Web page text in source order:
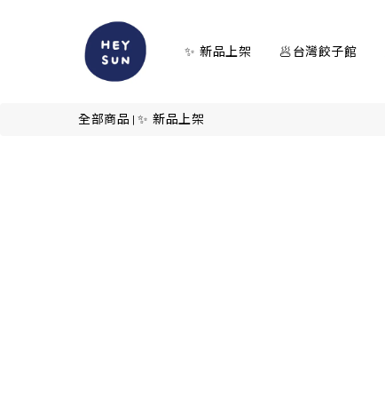
✨ 新品上架 🥟台灣餃子館
全部商品 | ✨ 新品上架